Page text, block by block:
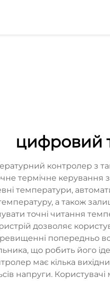
цифровий
контролер з
термічне керування
температури,
температуру, а також
точні читання
дозволяє
попередньо
що робить його
має кілька
напруги.